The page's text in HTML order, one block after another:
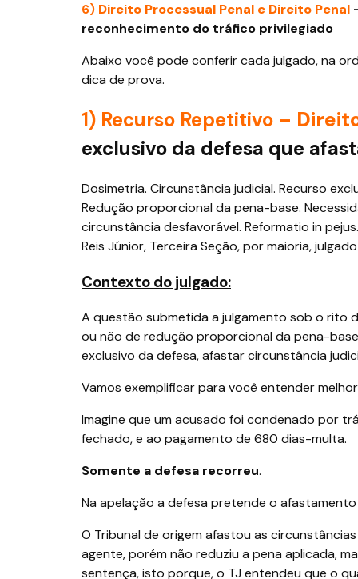
6) Direito Processual Penal e Direito Penal
reconhecimento do tráfico privilegiado
Abaixo você pode conferir cada julgado, na
dica de prova.
1) Recurso Repetitivo –
exclusivo da defesa que
Dosimetria. Circunstância judicial. Recurso
Redução proporcional da pena-base.
circunstância desfavorável. Reformatio in
Reis Júnior, Terceira Seção, por maioria,
Contexto do julgado:
A questão submetida a julgamento sob o rito
ou não de redução proporcional da pena-
exclusivo da defesa, afastar circunstância
Vamos exemplificar para você entender
Imagine que um acusado foi condenado por
fechado, e ao pagamento de 680 dias-multa.
Somente a defesa recorreu.
Na apelação a defesa pretende o
O Tribunal de origem afastou as
agente, porém não reduziu a pena aplicada,
sentença, isto porque, o TJ entendeu que o